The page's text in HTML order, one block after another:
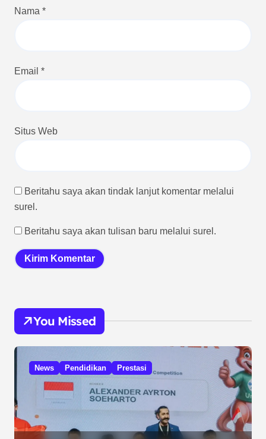
Nama *
Email *
Situs Web
Beritahu saya akan tindak lanjut komentar melalui
surel.
Beritahu saya akan tulisan baru melalui surel.
You Missed
News Pendidikan Prestasi